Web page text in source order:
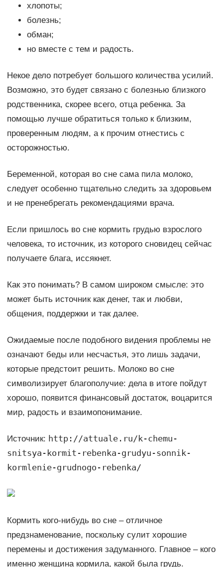
хлопоты;
болезнь;
обман;
но вместе с тем и радость.
Некое дело потребует большого количества усилий.
Возможно, это будет связано с болезнью близкого
родственника, скорее всего, отца ребенка. За
помощью лучше обратиться только к близким,
проверенным людям, а к прочим отнестись с
осторожностью.
Беременной, которая во сне сама пила молоко,
следует особенно тщательно следить за здоровьем
и не пренебрегать рекомендациями врача.
Если пришлось во сне кормить грудью взрослого
человека, то источник, из которого сновидец сейчас
получаете блага, иссякнет.
Как это понимать? В самом широком смысле: это
может быть источник как денег, так и любви,
общения, поддержки и так далее.
Ожидаемые после подобного видения проблемы не
означают беды или несчастья, это лишь задачи,
которые предстоит решить. Молоко во сне
символизирует благополучие: дела в итоге пойдут
хорошо, появится финансовый достаток, воцарится
мир, радость и взаимопонимание.
Источник: http://attuale.ru/k-chemu-
snitsya-kormit-rebenka-grudyu-sonnik-
kormlenie-grudnogo-rebenka/
Кормить кого-нибудь во сне – отличное
предзнаменование, поскольку сулит хорошие
перемены и достижения задуманного. Главное – кого
именно женщина кормила, какой была грудь.